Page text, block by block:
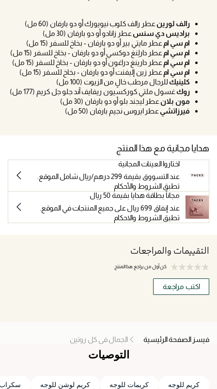
رالف لورين عطر رالف كلوب نيويورك أو دو بارفان (60 مل)
براديس دي سنس عطر زانادو أو دو بارفان (30 مل)
ام سي ام عطر مايتي بير أو دو بارفان - بخاخ للسفر (15 مل)
ام سي ام عطر دارلِنغ دوكسي أو دو بارفان - بخاخ للسفر (15 مل)
ام سي ام عطر دارينغ دراغون أو دو بارفان - بخاخ للسفر (15 مل)
ام سي ام عطر زين إليفنت أو دو بارفان - بخاخ للسفر (15 مل)
كلينيك للرجال مرطب خالٍ من الزيوت (100 مل)
روك غسول ملتي كوركسيون ريفايف آند جلو جل كريم (177 مل)
مون بلان عطر ليجند بلو أو دو بارفان (30 مل)
فيرزاتشي عطر ايروس نجيم بارفان (50 مل)
هدايا مجانية مع هذا المنتج
اختاروا العينات المجانية
عند التسووق بقيمة 299 درهم/ريال شامل الموقع.
تطبق الشروط والأحكام
مجاناً بطاقة هدايا بقيمة 50 ريال
عند إنفاق 699 ريال على جميع المنتجات في الموقع.
تطبق الشروط والاحكام
التقييمات والمراجعات
كن أول من يراجع هذا المنتج
اكتب مراجعة
فيسز الصفحة الرئيسية الجمال في كل روتين
التوصيات
كريم للوجه كريمات للوجه كريم لوشن للوجه سكراب